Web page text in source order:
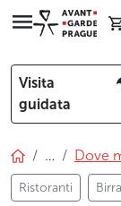
Visita
guidata
… Dove
Ristoranti Birra